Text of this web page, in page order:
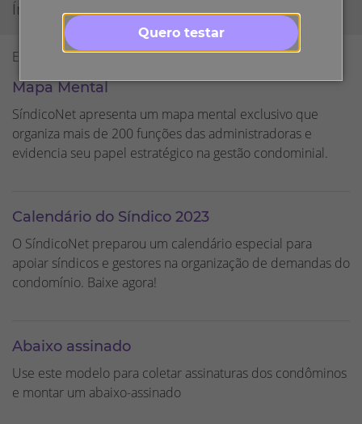
Quero testar
Índice
Exibindo33de33resultados
Mapa Mental
SíndicoNet apresenta um mapa mental exclusivo que
organiza mais de 200 funções das administradoras e
evidencia seu papel estratégico na gestão condominial.
Calendário do Síndico 2023
O SíndicoNet preparou um calendário especial para
apoiar síndicos e gestores na organização de demandas do
condomínio. Baixe agora!
Abaixo assinado
Use este modelo para coletar assinaturas dos condôminos
e montar um abaixo-assinado